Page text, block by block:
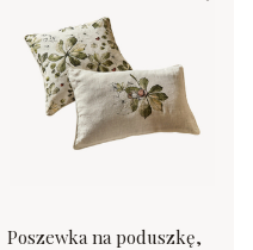
Poszewka na poduszkę,